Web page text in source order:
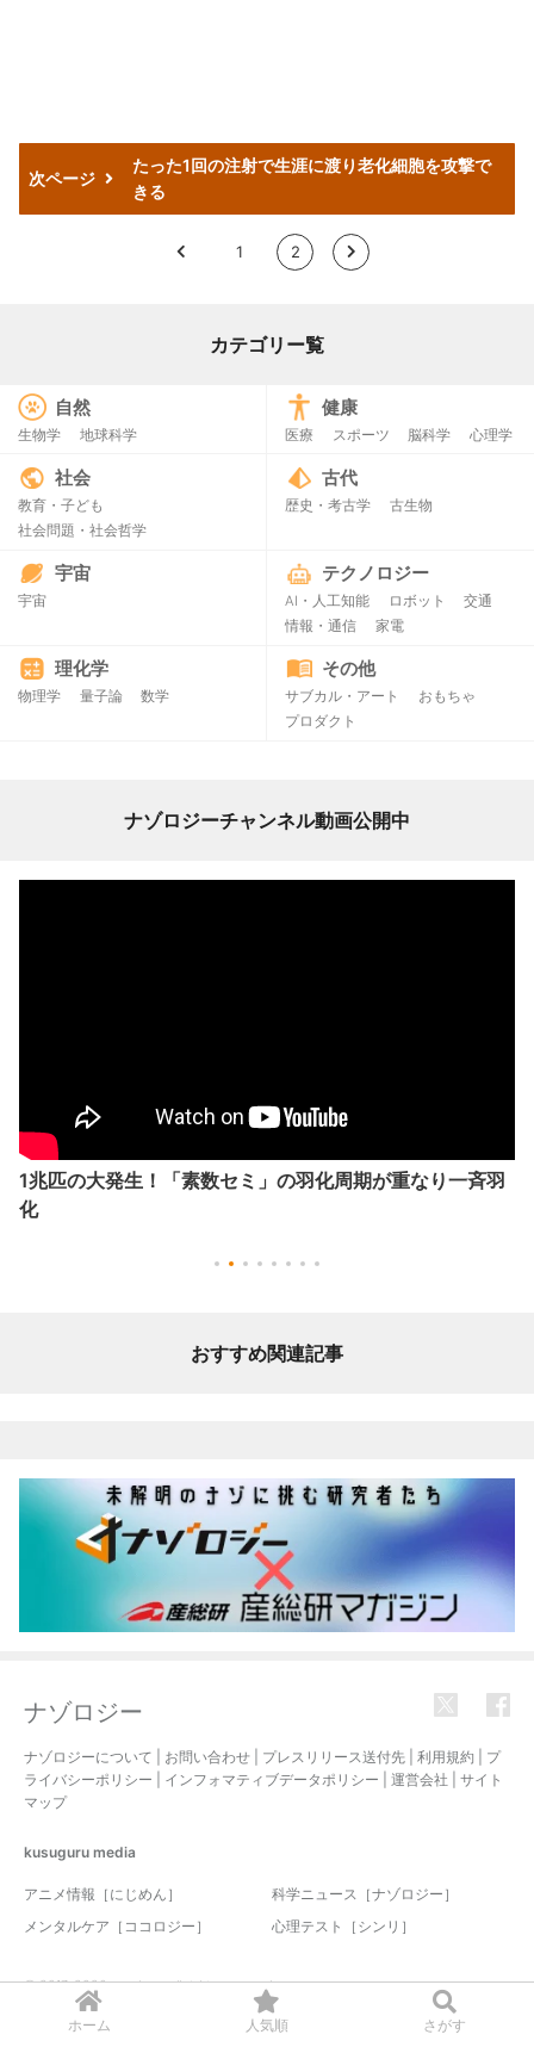
ホーム 人気順 さがす
次ページ
たった1回の注射で生涯に渡り老化細胞を攻撃で
きる
< 1 2 >
カテゴリー覧
自然
生物学 地球科学
健康
医療 スポーツ 脳科学 心理学
社会
教育・子ども
社会問題・社会哲学
古代
歴史・考古学 古生物
宇宙
宇宙
テクノロジー
AI・人工知能 ロボット
交通
情報・通信
家電
理化学
物理学 量子論 数学
その他
サブカル・アート
おもちゃ
プロダクト
ナゾロジーチャンネル動画公開中
1兆匹の大発生！「素数セミ」の羽化周期が重なり一斉羽
化
おすすめ関連記事
ナゾロジー
ナゾロジーについて お問い合わせ プレスリリース送付先 利用規約
プ
ライバシーポリシー
インフォマティブデータポリシー 運営会社
サイト
マップ
kusuguru media
アニメ情報［にじめん］
科学ニュース［ナゾロジー］
メンタルケア［ココロジー］
心理テスト［シンリ］
© 2017-2026 nazology. all rights reserved.